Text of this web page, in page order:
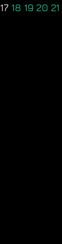
17 18 19 20 21